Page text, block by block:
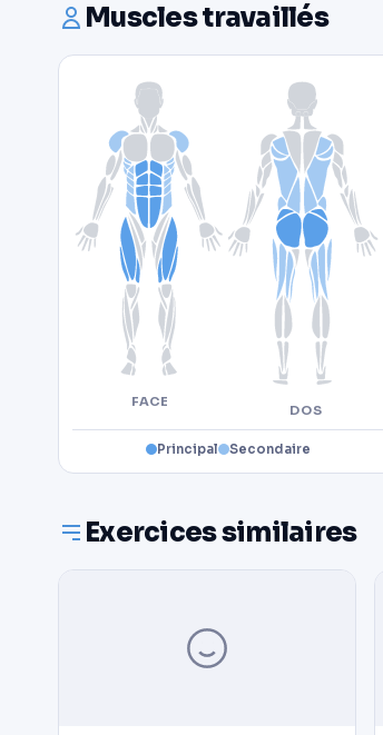
Muscles travaillés
FACE
DOS
Principal Secondaire
Exercices similaires